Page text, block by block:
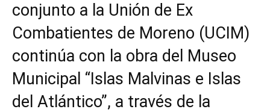
conjunto a la Unión de Ex
Combatientes de Moreno (UCIM)
continúa con la obra del Museo
Municipal “Islas Malvinas e Islas
del Atlántico”, a través de la